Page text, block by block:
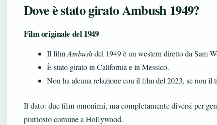
Dove è stato girato Ambush 1949?
Film originale del 1949
Il filmAmbushdel 1949 è un western diretto da Sam
È stato girato in California e in Messico.
Non ha alcuna relazione con il film del 2023, se non il
Il dato: due film omonimi, ma completamente diversi per
piuttosto comune a Hollywood.